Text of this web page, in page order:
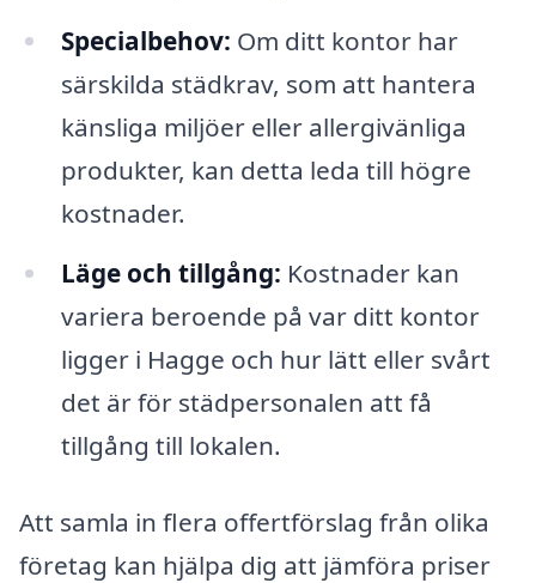
Specialbehov: Om ditt kontor har
särskilda städkrav, som att hantera
känsliga miljöer eller allergivänliga
produkter, kan detta leda till högre
kostnader.
Läge och tillgång: Kostnader kan
variera beroende på var ditt kontor
ligger i Hagge och hur lätt eller svårt
det är för städpersonalen att få
tillgång till lokalen.
Att samla in flera offertförslag från olika
företag kan hjälpa dig att jämföra priser